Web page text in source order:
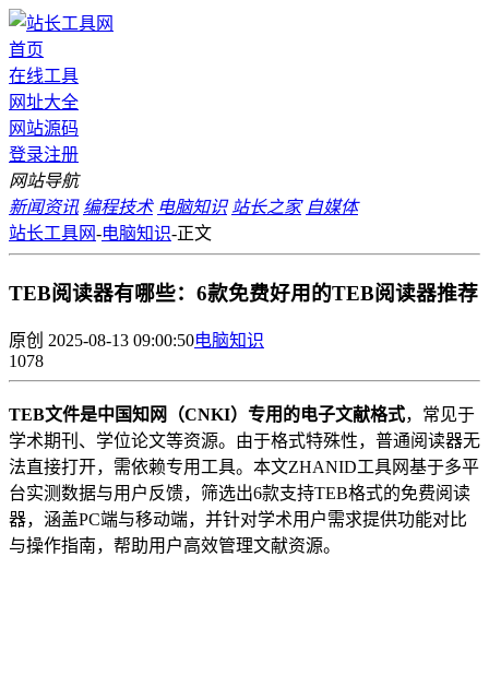
首页
在线工具
网址大全
网站源码
登录注册
网站导航
新闻资讯 编程技术 电脑知识 站长之家 自媒体
站长工具网-电脑知识-正文
TEB阅读器有哪些：6款免费好用的TEB阅读器推荐
原创 2025-08-13 09:00:50电脑知识
1078
TEB文件是中国知网（CNKI）专用的电子文献格式，常见于
学术期刊、学位论文等资源。由于格式特殊性，普通阅读器无
法直接打开，需依赖专用工具。本文ZHANID工具网基于多平
台实测数据与用户反馈，筛选出6款支持TEB格式的免费阅读
器，涵盖PC端与移动端，并针对学术用户需求提供功能对比
与操作指南，帮助用户高效管理文献资源。